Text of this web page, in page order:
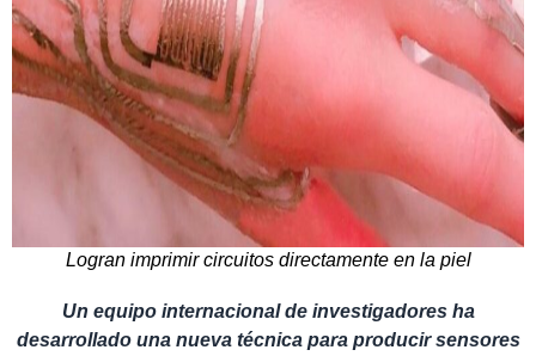
Logran imprimir circuitos directamente en la piel
Un equipo internacional de investigadores ha
desarrollado una nueva técnica para producir sensores